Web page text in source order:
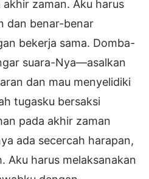
zaman. Aku harus
dan benar-benar
bekerja sama. Domba-
suara-Nya—asalkan
dan mau menyelidiki
tugasku bersaksi
pada akhir zaman
ada secercah harapan,
Aku harus melaksanakan